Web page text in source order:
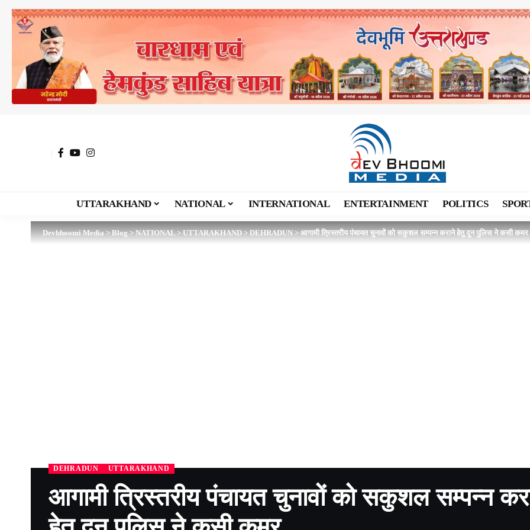
UTTARAKHAND NATIONAL INTERNATIONAL ENTERTAINMENT POLITICS
Devbhoomi Media>Blog>NATIONAL>UTTARAKHAND>DEHRADUN>आगामी त्रिस्तरीय पंचायत चुनावों को सकुशल सम्पन्न कराने हेतु दून पुलिस ने कसी कमर
DEHRADUN UTTARAKHAND
आगामी त्रिस्तरीय पंचायत चुनावों को सकुशल सम्पन्न